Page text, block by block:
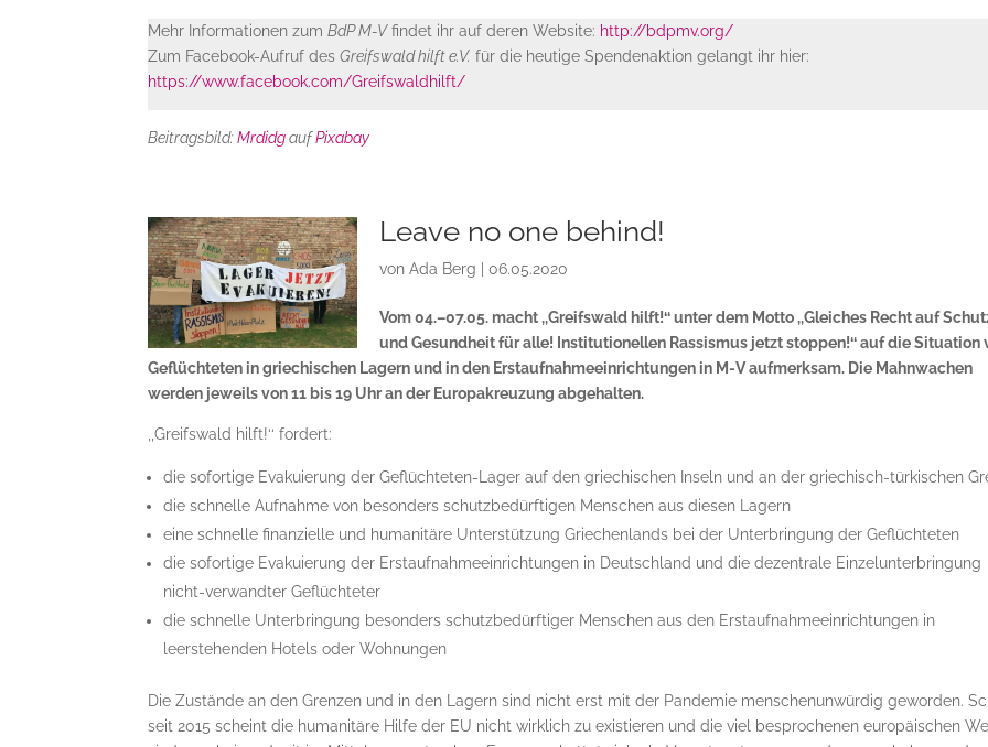
Mehr Informationen zumBdP M-Vfindet ihr auf deren Website: http://bdpmv.org/
Zum Facebook-Aufruf desGreifswald hilft e.V. für die heutige Spendenaktion gelangt ihr hier:
https://www.facebook.com/Greifswaldhilft/
Beitragsbild:MrdidgaufPixabay
Leave no one behind!
vonAda Berg |06.05.2020
Vom 04.–07.05. macht ,,Greifswald hilft!‘‘ unter dem Motto ,,Gleiches Recht auf
und Gesundheit für alle! Institutionellen Rassismus jetzt stoppen!‘‘ auf die Situation
Geflüchteten in griechischen Lagern und in den Erstaufnahmeeinrichtungen in M-V aufmerksam. Die Mahnwachen
werden jeweils von 11 bis 19 Uhr an der Europakreuzung abgehalten.
,,Greifswald hilft!‘‘ fordert:
die sofortige Evakuierung der Geflüchteten-Lager auf den griechischen Inseln und an der griechisch-türkischen
die schnelle Aufnahme von besonders schutzbedürftigen Menschen aus diesen Lagern
eine schnelle finanzielle und humanitäre Unterstützung Griechenlands bei der Unterbringung der Geflüchteten
die sofortige Evakuierung der Erstaufnahmeeinrichtungen in Deutschland und die dezentrale Einzelunterbringung
nicht-verwandter Geflüchteter
die schnelle Unterbringung besonders schutzbedürftiger Menschen aus den Erstaufnahmeeinrichtungen in
leerstehenden Hotels oder Wohnungen
Die Zustände an den Grenzen und in den Lagern sind nicht erst mit der Pandemie menschenunwürdig geworden.
seit 2015 scheint die humanitäre Hilfe der EU nicht wirklich zu existieren und die viel besprochenen europäischen